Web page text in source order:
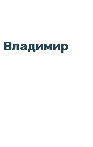
Владимир